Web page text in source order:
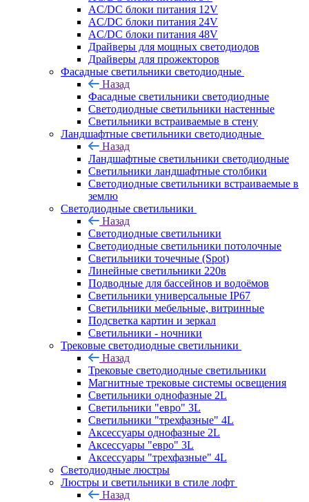
AC/DC блоки питания 12V
AC/DC блоки питания 24V
AC/DC блоки питания 48V
Драйверы для мощных светодиодов
Драйверы для прожекторов
Фасадные светильники светодиодные
Назад
Фасадные светильники светодиодные
Светодиодные светильники настенные
Светильники встраиваемые в стену
Ландшафтные светильники светодиодные
Назад
Ландшафтные светильники светодиодные
Светильники ландшафтные столбики
Светодиодные светильники встраиваемые в
землю
Светодиодные светильники
Назад
Светодиодные светильники
Светодиодные светильники потолочные
Светильники точечные (Spot)
Линейные светильники 220в
Подводные для бассейнов и водоёмов
Светильники универсальные IP67
Светильники мебельные, витринные
Подсветка картин и зеркал
Светильники - ночники
Трековые светодиодные светильники
Назад
Трековые светодиодные светильники
Магнитные трековые системы освещения
Светильники однофазные 2L
Светильники "евро" 3L
Светильники "трехфазные" 4L
Аксессуары однофазные 2L
Аксессуары "евро" 3L
Аксессуары "трехфазные" 4L
Светодиодные люстры
Люстры и светильники в стиле лофт
Назад